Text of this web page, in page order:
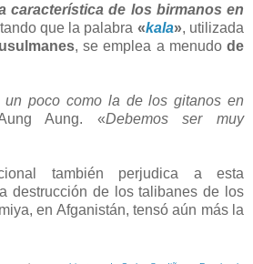
característica de los birmanos en
que la palabra «kala», utilizada
, se emplea a menudode
un poco como la de los gitanos en
Aung. «Debemos ser muy
también perjudica a esta
destrucción de los talibanes de los
en Afganistán, tensó aún más la